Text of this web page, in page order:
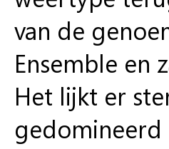
van de
Ensemble en
Het lijkt er